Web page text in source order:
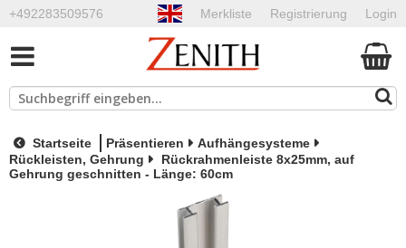
+492283509576 Login
Registrierung
Merkliste
Startseite Präsentieren
Aufhängesysteme
Rückleisten, Gehrung
Rückrahmenleiste 8x25mm, auf
Gehrung geschnitten - Länge: 60cm